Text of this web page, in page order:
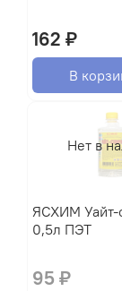
162 ₽
В
Нет в
ЯСХИМ Уайт-
0,5л ПЭТ
95 ₽